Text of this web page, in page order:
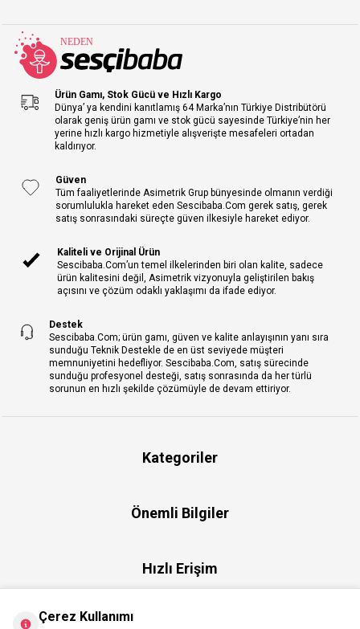
Ürün Gamı, Stok Gücü ve Hızlı Kargo
Dünya’ ya kendini kanıtlamış 64 Marka’nın Türkiye Distribütörü
olarak geniş ürün gamı ve stok gücü sayesinde Türkiye’nin her
yerine hızlı kargo hizmetiyle alışverişte mesafeleri ortadan
kaldırıyor.
Güven
Tüm faaliyetlerinde Asimetrik Grup bünyesinde olmanın verdiği
sorumlulukla hareket eden Sescibaba.Com gerek satış, gerek
satış sonrasındaki süreçte güven ilkesiyle hareket ediyor.
Kaliteli ve Orijinal Ürün
Sescibaba.Com’un temel ilkelerinden biri olan kalite, sadece
ürün kalitesini değil, Asimetrik vizyonuyla geliştirilen bakış
açısını ve çözüm odaklı yaklaşımı da ifade ediyor.
Destek
Sescibaba.Com; ürün gamı, güven ve kalite anlayışının yanı sıra
sunduğu Teknik Destekle de en üst seviyede müşteri
memnuniyetini hedefliyor. Sescibaba.Com, satış sürecinde
sunduğu profesyonel desteği, satış sonrasında da her türlü
sorunun en hızlı şekilde çözümüyle de devam ettiriyor.
Kategoriler
Önemli Bilgiler
Hızlı Erişim
Çerez Kullanımı